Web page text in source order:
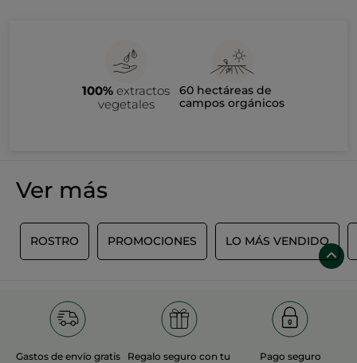
100% extractos
vegetales
60 hectáreas de
campos orgánicos
Ver más
ROSTRO PROMOCIONES LO MÁS VENDIDO
Gastos de envío gratis
Regalo seguro con tu
Pago seguro